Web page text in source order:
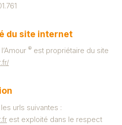
du site internet
® est propriétaire du site
urls suivantes :
est exploité dans le respect